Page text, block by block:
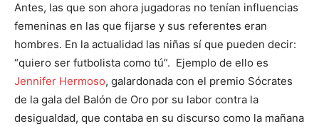
Antes, las que son ahora jugadoras no tenían influencias
femeninas en las que fijarse y sus referentes eran
hombres. En la actualidad las niñas sí que pueden decir:
“quiero ser futbolista como tú”. Ejemplo de ello es
Jennifer Hermoso, galardonada con el premio Sócrates
de la gala del Balón de Oro por su labor contra la
desigualdad, que contaba en su discurso como la mañana